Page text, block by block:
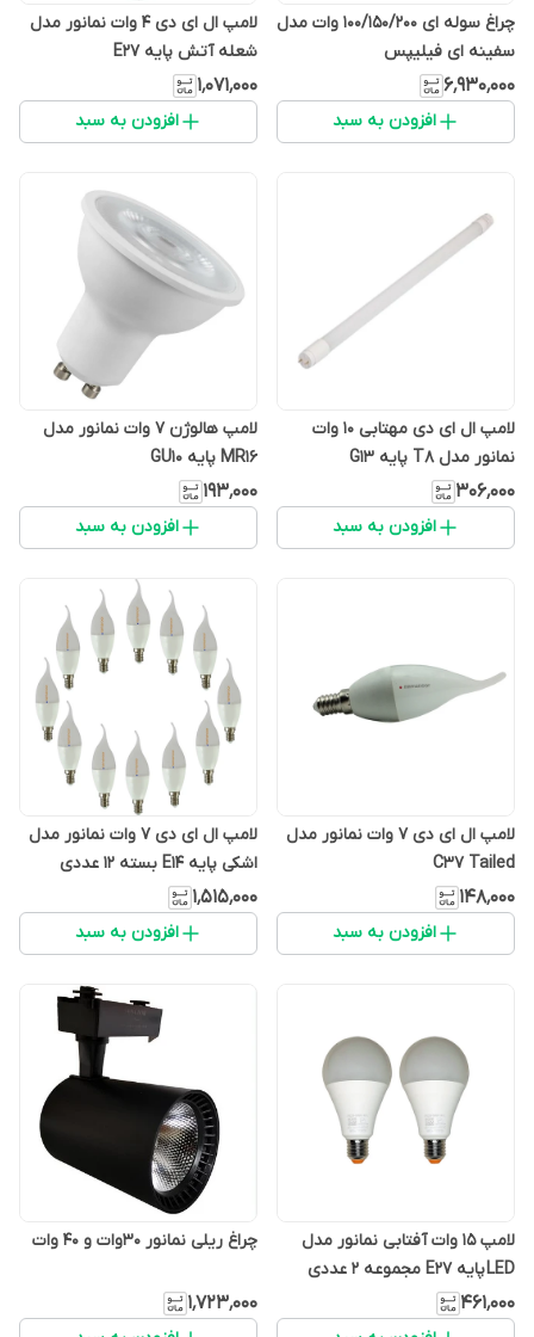
چراغ سوله ای 100/150/200 وات مدل
سفینه ای فیلیپس
۶٬۹۳۰٬۰۰۰
افزودن به سبد
لامپ ال ای دی 4 وات نمانور مدل
شعله آتش پایه E27
۱٬۰۷۱٬۰۰۰
افزودن به سبد
لامپ ال ای دی مهتابی 10 وات
نمانور مدل T8 پایه G13
۳۰۶٬۰۰۰
افزودن به سبد
لامپ هالوژن 7 وات نمانور مدل
MR16 پایه GU10
۱۹۳٬۰۰۰
افزودن به سبد
لامپ ال ای دی 7 وات نمانور مدل
C37 Tailed
۱۴۸٬۰۰۰
افزودن به سبد
لامپ ال ای دی 7 وات نمانور مدل
اشکی پایه E14 بسته 12 عددی
۱٬۵۱۵٬۰۰۰
افزودن به سبد
لامپ 15 وات آفتابی نمانور مدل
LED پایه E27 مجموعه 2 عددی
۴۶۱٬۰۰۰
چراغ ریلی نمانور 30وات و 40 وات
۱٬۷۲۳٬۰۰۰